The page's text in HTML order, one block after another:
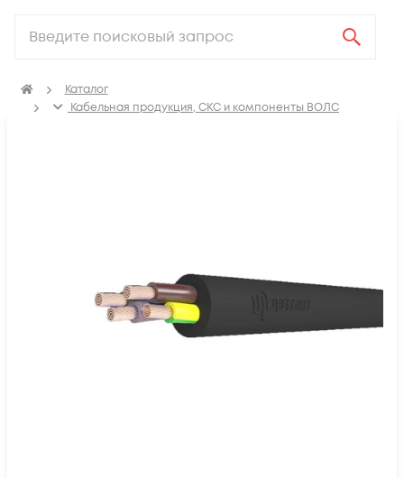
Каталог
Кабельная продукция, СКС и компоненты ВОЛС